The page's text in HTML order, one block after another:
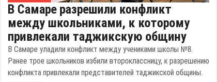
В Самаре разрешили конфликт
между школьниками, к которому
привлекали таджикскую общину
В Самаре уладили конфликт между учениками школы №8.
Ранее трое школьников избили второклассницу, к разрешению
конфликта привлекали представителей таджикской общины.